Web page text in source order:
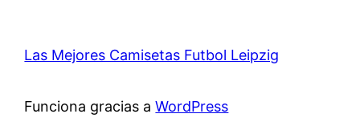
Las Mejores Camisetas Futbol Leipzig
Funciona gracias aWordPress